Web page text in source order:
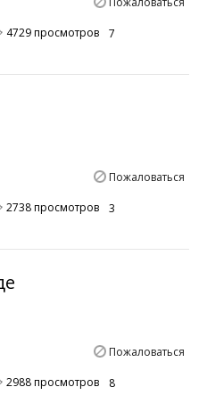
4729 просмотров 7
Пожаловаться
2738 просмотров 3
Пожаловаться
2988 просмотров 8